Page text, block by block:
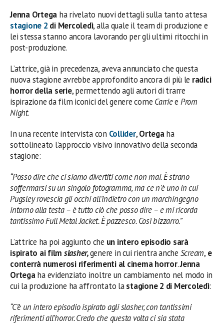
Jenna Ortega ha rivelato nuovi dettagli sulla tanto attesa
stagione 2 di Mercoledì, alla quale il team di produzione e
lei stessa stanno ancora lavorando per gli ultimi ritocchi in
post-produzione.
L’attrice, già in precedenza, aveva annunciato che questa
nuova stagione avrebbe approfondito ancora di più le radici
horror della serie, permettendo agli autori di trarre
ispirazione da film iconici del genere come Carriee Prom
Night.
In una recente intervista con Collider,Ortegaha
sottolineato l’approccio visivo innovativo della seconda
stagione:
“Posso dire che ci siamo divertiti come non mai. È strano
soffermarsi su un singolo fotogramma, ma ce n’è uno in cui
Pugsley rovescia gli occhi all’indietro con un marchingegno
intorno alla testa – è tutto ciò che posso dire – e mi ricorda
tantissimo Full Metal Jacket. È pazzesco. Così bizzarro.”
L’attrice ha poi aggiunto che un intero episodio sarà
ispirato ai film slasher,genere in cui rientra anche Scream, e
conterrà numerosi riferimenti al cinema horror.Jenna
Ortegaha evidenziato inoltre un cambiamento nel modo in
cui la produzione ha affrontato lastagione 2 di Mercoledì:
“C’è un intero episodio ispirato aglislasher, con tantissimi
riferimenti all’horror. Credo che questa volta ci sia stata